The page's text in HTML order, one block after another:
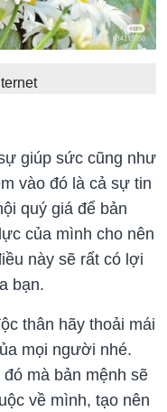
giúp sức cũng như
vào đó là cả sự tin
quý giá để bản
của mình cho nên
này sẽ rất có lợi
bạn.
thân hãy thoải mái
mọi người nhé.
mà bản mệnh sẽ
về mình, tạo nên